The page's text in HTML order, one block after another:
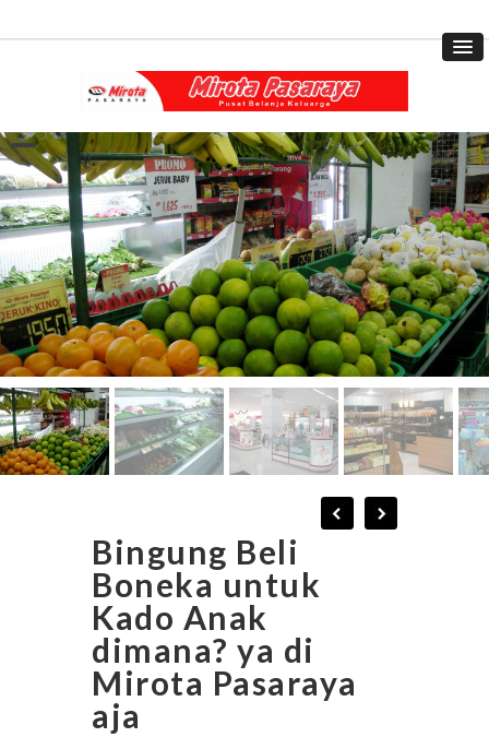
Bingung Beli
Boneka untuk
Kado Anak
dimana? ya di
Mirota Pasaraya
aja